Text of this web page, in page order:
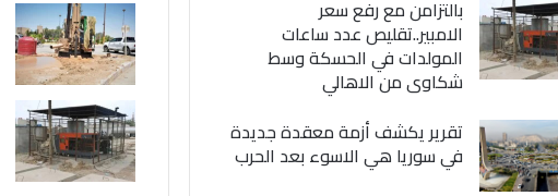
بالتزامن مع رفع سعر
الامبير..تقليص عدد ساعات
المولدات في الحسكة وسط
شكاوى من الاهالي
تقرير يكشف أزمة معقدة جديدة
في سوريا هي الاسوء بعد الحرب